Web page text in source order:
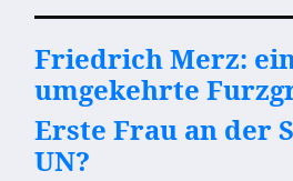
Friedrich Merz:
umgekehrte
Erste Frau an der
UN?